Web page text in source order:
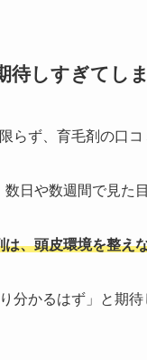
待しすぎてし
らず、育毛剤の口
日や数週間で見た
は、頭皮環境を整え
分かるはず」と期